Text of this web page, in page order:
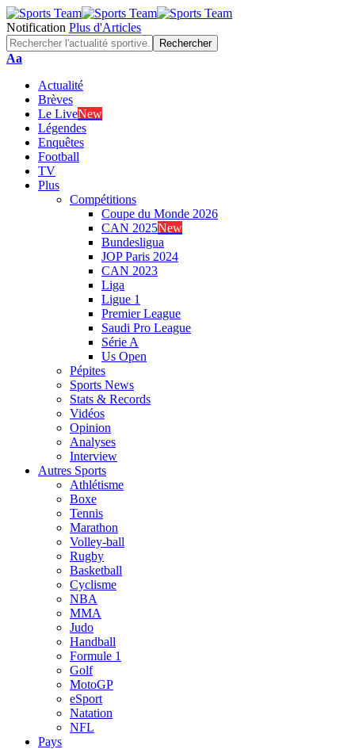
Notification Plus d'Articles
Font
Aa
Actualité
Brèves
Le LiveNew
Légendes
Enquêtes
Football
TV
Plus
Compétitions
Coupe du Monde 2026
CAN 2025New
Bundesligua
JOP Paris 2024
CAN 2023
Liga
Ligue 1
Premier League
Saudi Pro League
Série A
Us Open
Pépites
Sports News
Stats & Records
Vidéos
Opinion
Analyses
Interview
Autres Sports
Athlétisme
Boxe
Tennis
Marathon
Volley-ball
Rugby
Basketball
Cyclisme
NBA
MMA
Judo
Handball
Formule 1
Golf
MotoGP
eSport
Natation
NFL
Pays